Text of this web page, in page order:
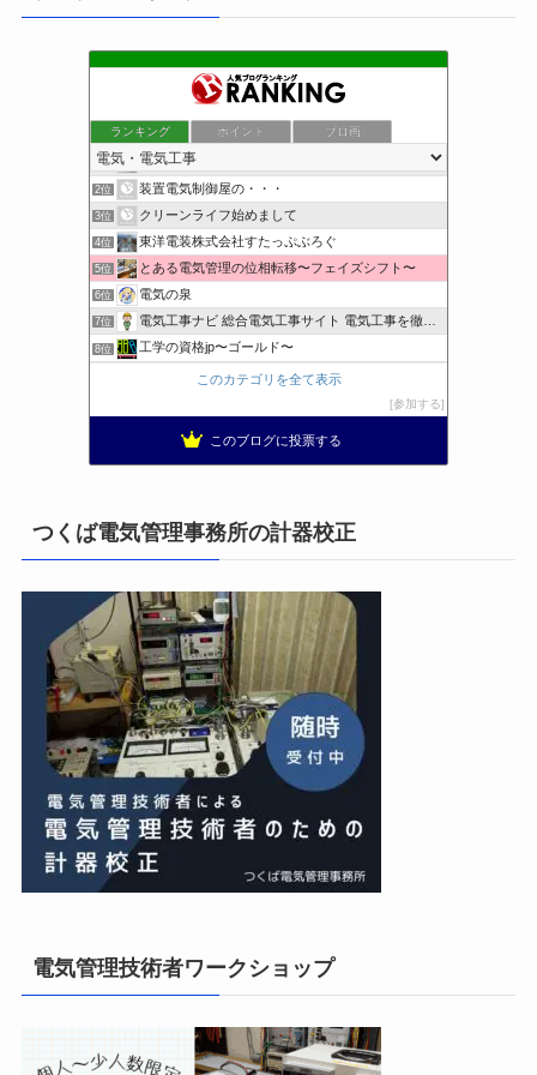
ランキング ポイント ブロ画
1位 小さな引越し屋と電気工事屋の奮闘記
2位 装置電気制御屋の・・・
3位 クリーンライフ始めまして
4位 東洋電装株式会社すたっぷぶろぐ
5位 とある電気管理の位相転移〜フェイズシフト〜
6位 電気の泉
7位 電気工事ナビ 総合電気工事サイト 電気工事を徹底解説
8位 工学の資格jp〜ゴールド〜
日置空調 | エアコン取付 鹿児島 | 鹿児島のエアコン工事
15位 電気・電子・情報系出身者の稼ぎ方
このカテゴリを全て表示
参加する
このブログに投票する
つくば電気管理事務所の計器校正
電気管理技術者ワークショップ